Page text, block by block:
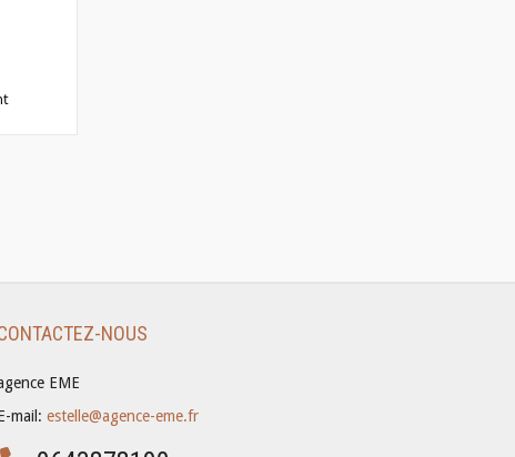
NOUS
EME
mail: estelle@agence-eme.fr